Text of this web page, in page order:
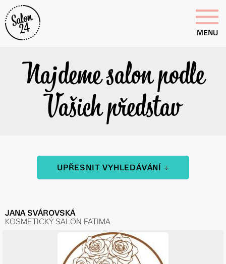
MENU
Najdeme salon podle
Vašich představ
UPŘESNIT VYHLEDÁVÁNÍ
JANA SVÁROVSKÁ
KOSMETICKÝ SALON FATIMA